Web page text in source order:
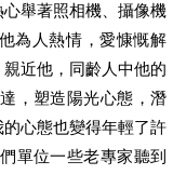
舉著照相機、攝像機
為人熱情，愛慷慨解
近他，同齡人中他的
，塑造陽光心態，潛
心態也變得年輕了許
單位一些老專家聽到